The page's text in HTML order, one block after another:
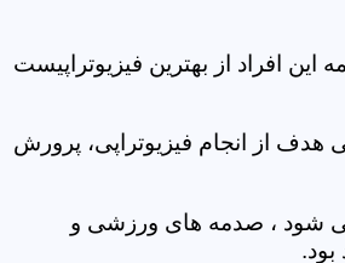
افراد از بهترین فیزیوتراپیست
از انجام فیزیوتراپی، پرورش
شود ، صدمه های ورزشی و
بود.